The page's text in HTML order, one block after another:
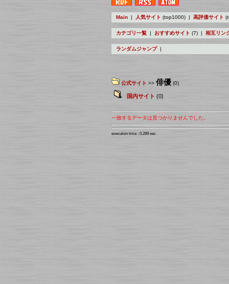
Main 人気サイト (top1000) | 高評価サイト
カテゴリ一覧 おすすめサイト (7) | 相互リン
ランダムジャンプ|
公式サイト >> 俳優 (0)
国内サイト (0)
一致するデータは見つかりませんでした。
execution time : 0.289 sec